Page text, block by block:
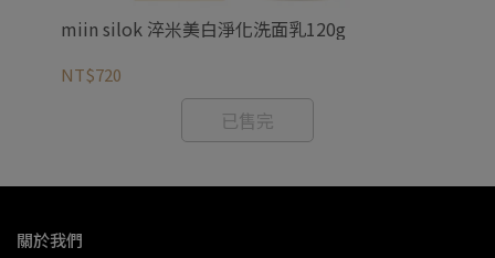
miin silok 淬米美白淨化洗面乳120g
NT$720
已售完
關於我們